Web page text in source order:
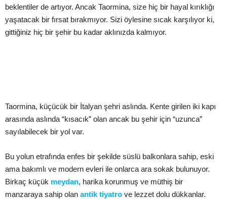
beklentiler de artıyor. Ancak Taormina, size hiç bir hayal kırıklığı
yaşatacak bir fırsat bırakmıyor. Sizi öylesine sıcak karşılıyor ki,
gittiğiniz hiç bir şehir bu kadar aklınızda kalmıyor.
Taormina, küçücük bir İtalyan şehri aslında. Kente girilen iki kapı
arasında aslında “kısacık” olan ancak bu şehir için “uzunca”
sayılabilecek bir yol var.
Bu yolun etrafında enfes bir şekilde süslü balkonlara sahip, eski
ama bakımlı ve modern evleri ile onlarca ara sokak bulunuyor.
Birkaç küçük meydan, harika korunmuş ve müthiş bir
manzaraya sahip olan antik tiyatro ve lezzet dolu dükkanlar.